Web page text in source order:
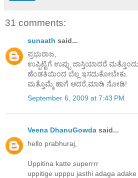
31 comments:
sunaath said...
ಪ್ರಭುರಾಜ,
ಉಪ್ಪಿಟ್ಟಿಗೆ ಉಪ್ಪು ಜಾಸ್ತಿಯಾದರೆ
ಹೆಂಡತಿಯಿಂದ ಬೆಲ್ಲ ಇಸದುಕೋಬೇಕು.
ಮತ್ತೊಮ್ಮೆ ಹಾಗೆ ಆದರೆ,ಮಾಡಿ ನೋಡಿ!
September 6, 2009 at 7:43 PM
Veena DhanuGowda said...
hello prabhuraj,
Uppitina katte superrrr
uppitige upppu jasthi adaga